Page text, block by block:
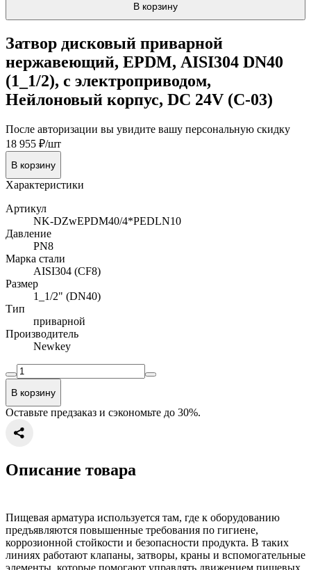
В корзину
Затвор дисковый приварной
нержавеющий, EPDM, AISI304 DN40
(1_1/2), с электроприводом,
Нейлоновый корпус, DC 24V (С-03)
После авторизации вы увидите вашу персональную скидку
18 955 ₽/шт
В корзину
Характеристики
Артикул
NK-DZwEPDM40/4*PEDLN10
Давление
PN8
Марка стали
AISI304 (CF8)
Размер
1_1/2" (DN40)
Тип
приварной
Производитель
Newkey
В корзину
Оставьте предзаказ и сэкономьте до 30%.
Описание товара
Пищевая арматура используется там, где к оборудованию
предъявляются повышенные требования по гигиене,
коррозионной стойкости и безопасности продукта. В таких
линиях работают клапаны, затворы, краны и вспомогательные
элементы, которые помогают управлять движением пищевых